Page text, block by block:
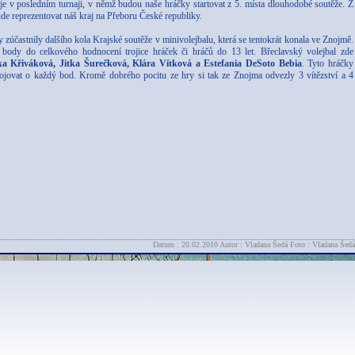
v posledním turnaji, v němž budou naše hráčky startovat z 5. místa dlouhodobé soutěže. Z
reprezentovat náš kraj na Přeboru České republiky.
dalšího kola Krajské soutěže v minivolejbalu, která se tentokrát konala ve Znojmě.
do celkového hodnocení trojice hráček či hráčů do 13 let. Břeclavský volejbal zde
Křiváková, Jitka Šurečková, Klára Vítková a Estefania DeSoto Bebia. Tyto hráčky
o každý bod. Kromě dobrého pocitu ze hry si tak ze Znojma odvezly 3 vítězství a 4
Datum : 20.02.2010 Autor : Vladana Šedá Foto : Vladana Šedá